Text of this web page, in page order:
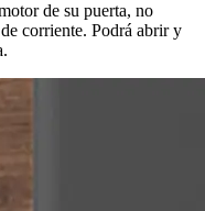
de su puerta, no
corriente. Podrá abrir y